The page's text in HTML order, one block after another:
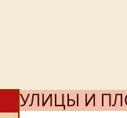
УЛИЦЫ И